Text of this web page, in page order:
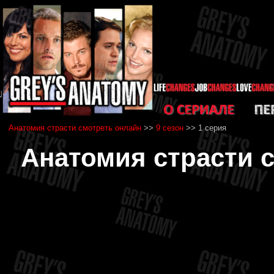
Анатомия страсти смотреть онлайн >> 9 сезон >> 1 серия
Анатомия страсти